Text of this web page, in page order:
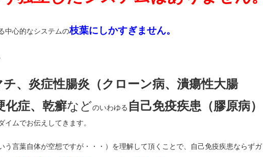
中心的なシステムの枝葉にしかすぎません。
チ、炎症性腸炎（クローン病、潰瘍性大腸
化症、乾癬などのいわゆる 自己免疫疾患（膠原病）
ムでお伝えしてきます。
う言葉自体が空想ですが・・・）を理解して頂くことで、自己免疫疾患ならず